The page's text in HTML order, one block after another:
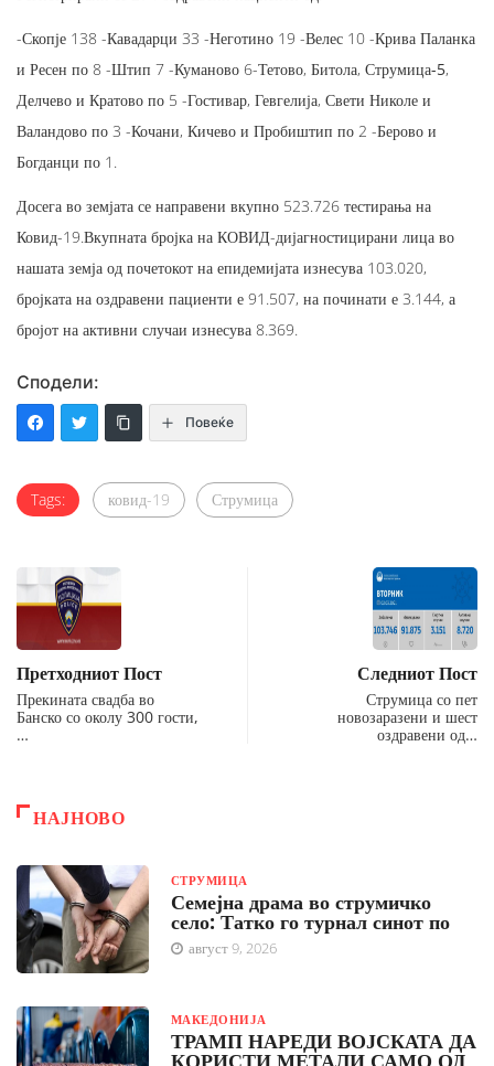
-Скопје 138 -Кавадарци 33 -Неготино 19 -Велес 10 -Крива Паланка
и Ресен по 8 -Штип 7 -Куманово 6-Тетово, Битола, Струмица-5,
Делчево и Кратово по 5 -Гостивар, Гевгелија, Свети Николе и
Валандово по 3 -Кочани, Кичево и Пробиштип по 2 -Берово и
Богданци по 1.
Досега во земјата се направени вкупно 523.726 тестирања на
Ковид-19.Вкупната бројка на КОВИД-дијагностицирани лица во
нашата земја од почетокот на епидемијата изнесува 103.020,
бројката на оздравени пациенти е 91.507, на починати е 3.144, а
бројот на активни случаи изнесува 8.369.
Сподели:
Повеќе
Tags: ковид-19 Струмица
Претходниот Пост
Прекината свадба во
Банско со околу 300 гости,
…
Следниот Пост
Струмица со пет
новозаразени и шест
оздравени од…
НАЈНОВО
СТРУМИЦА
Семејна драма во струмичко
село: Татко го турнал синот по
август 9, 2026
МАКЕДОНИЈА
ТРАМП НАРЕДИ ВОЈСКАТА ДА